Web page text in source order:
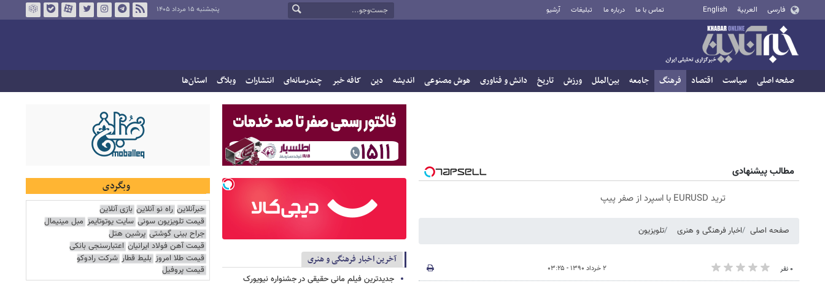
فارسی العربية English تماس با ما درباره ما تبلیغات آرشیو پنجشنبه ۱۵ مرداد ۱۴۰۵
صفحه اصلی سیاست اقتصاد فرهنگ جامعه بین‌الملل ورزش تاریخ دانش و فناوری هوش مصنوعی اندیشه دین کافه خبر چندرسانه‌ای انتشارات وبلاگ استان‌ها
مطالب پیشنهادی
ترید EURUSD با اسپرد از صفر پیپ
صفحه اصلی اخبار فرهنگی و هنری تلویزیون
۰ نفر ۲ خرداد ۱۳۹۰ - ۰۳:۲۵
آخرین اخبار فرهنگی و هنری
جدیدترین فیلم مانی حقیقی در جشنواره نیویورک
وبگردی
خبرآنلاین راه نو آنلاین بازی آنلاین
قیمت تلویزیون سونی سایت یوتوتایمز مبل مینیمال
جراح بینی گوشتی پرشین هتل
قیمت آهن فولاد ایرانیان اعتبارسنجی بانکی
قیمت طلا امروز بلیط قطار شرکت رادوکو
قیمت پروفیل